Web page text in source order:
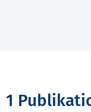
1